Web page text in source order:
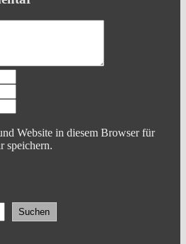
Website in diesem Browser für
speichern.
Suchen